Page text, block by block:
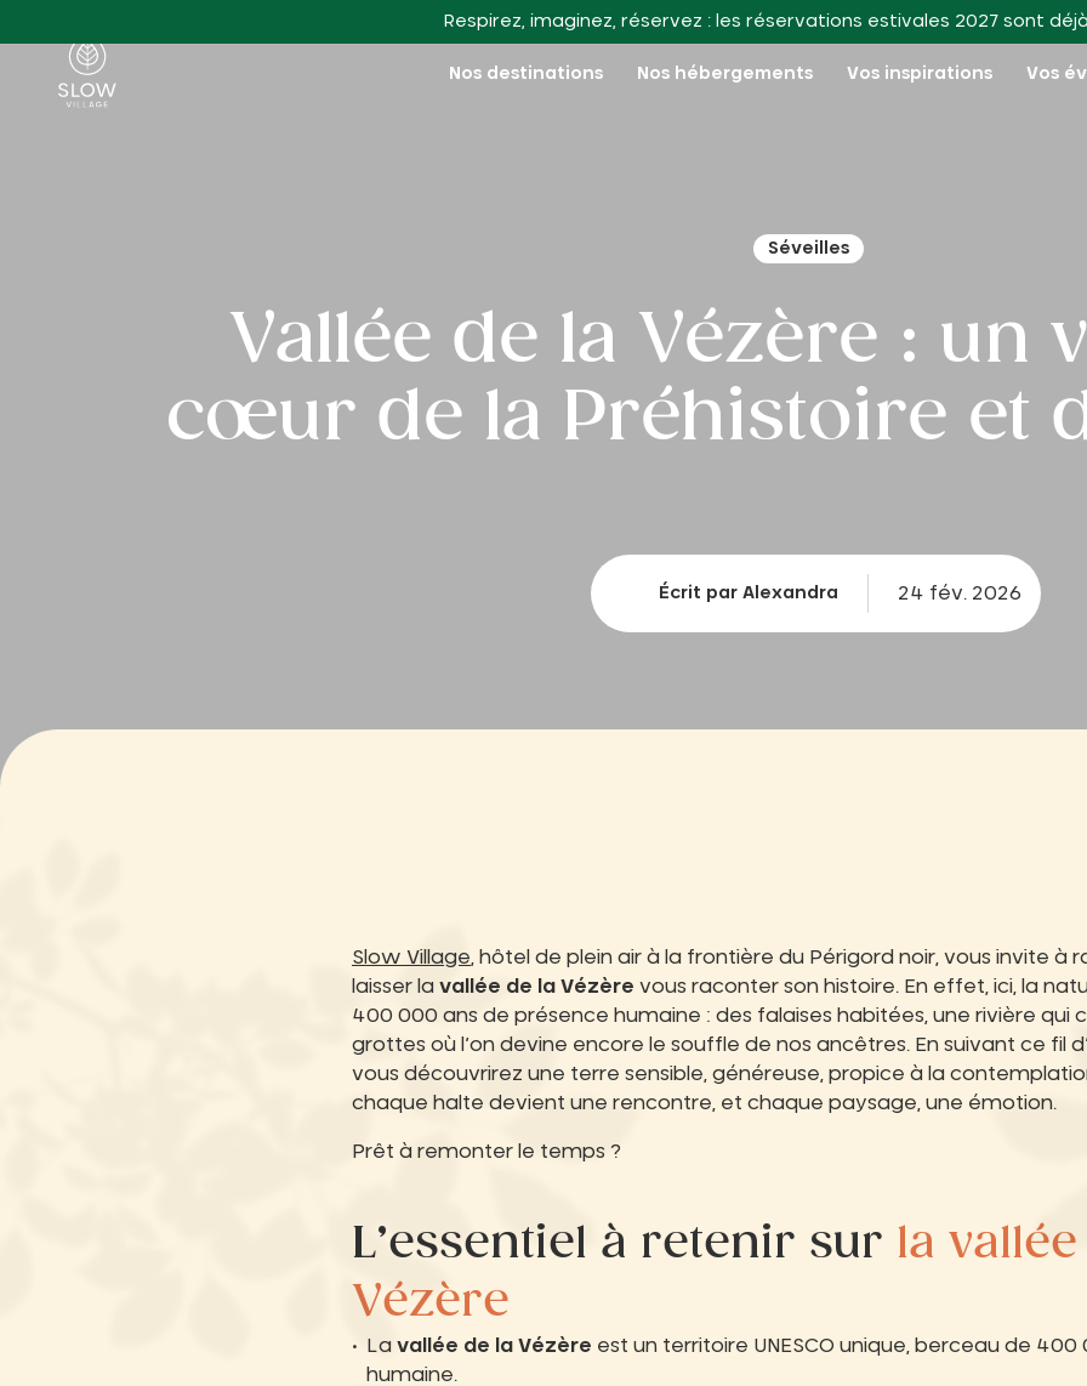
Respirez, imaginez, réservez : les réservations estivales 2027 sont
Slow Village
Nos destinations Nos hébergements Vos inspirations Vos
Séveilles
Vallée de la Vézère : un
cœur de la Préhistoire et
Écrit par Alexandra 24 fév. 2026
Slow Village , hôtel de plein air à la frontière du Périgord noir, vous invite à
laisser la vallée de la Vézère vous raconter son histoire. En effet, ici, la
400 000 ans de présence humaine : des falaises habitées, une rivière qui
grottes où l’on devine encore le souffle de nos ancêtres. En suivant ce fil
vous découvrirez une terre sensible, généreuse, propice à la
chaque halte devient une rencontre, et chaque paysage, une émotion.
Prêt à remonter le temps ?
L’essentiel à retenir sur la
Vézère
La vallée de la Vézère est un territoire UNESCO unique, berceau de 400
humaine.